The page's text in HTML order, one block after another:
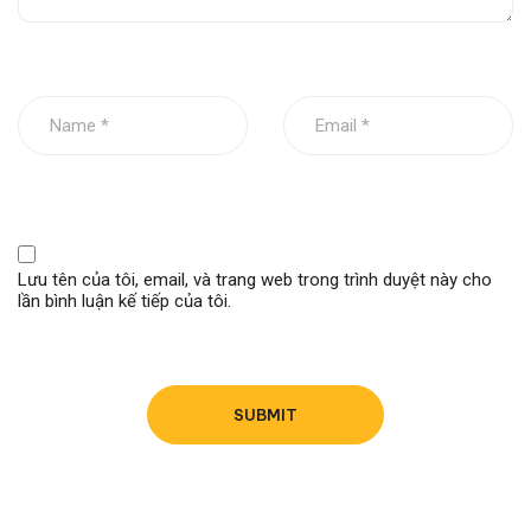
Lưu tên của tôi, email, và trang web trong trình duyệt này cho
lần bình luận kế tiếp của tôi.